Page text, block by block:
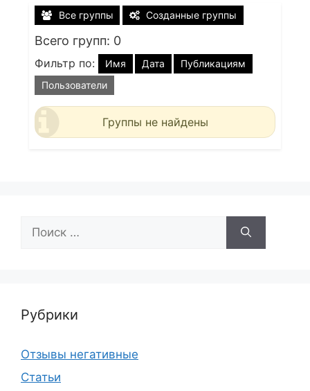
Все группы Созданные группы
Всего групп: 0
Фильтр по: Имя Дата
Публикациям
Пользователи
Группы не найдены
Рубрики
Отзывы негативные
Статьи